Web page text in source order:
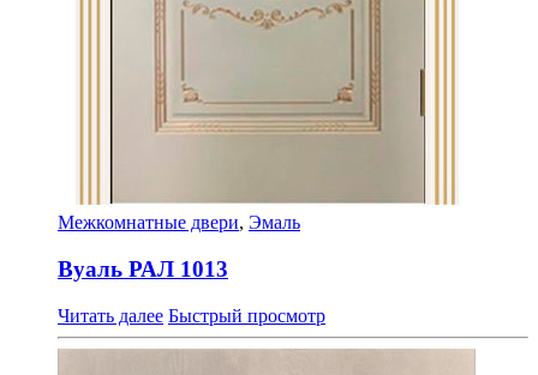
Межкомнатные двери, Эмаль
Вуаль РАЛ 1013
Читать далее Быстрый просмотр